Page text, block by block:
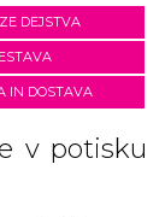
DEJSTVA
IN DOSTAVA
v potisku